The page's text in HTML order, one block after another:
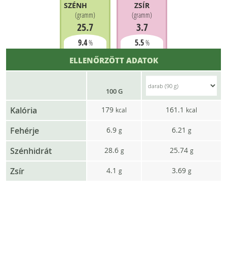
SZÉNHIDRÁT
(gramm)
25.7
9.4%
ZSÍR
(gramm)
3.7
5.5%
ELLENŐRZÖTT ADATOK
100 G
Kalória 179 kcal 161.1 kcal
Fehérje 6.9 g 6.21 g
Szénhidrát 28.6 g 25.74 g
Zsír 4.1 g 3.69 g